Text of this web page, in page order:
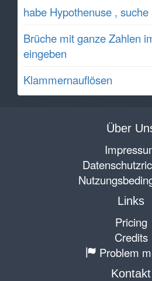
habe Hypothenuse , suche
Brüche mit ganze Zahlen
eingeben
Klammernauflösen
Über
Links
Pricing
Credits
Problem
Kontakt